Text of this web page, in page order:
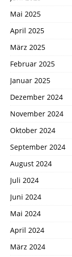
Mai 2025
April 2025
März 2025
Februar 2025
Januar 2025
Dezember 2024
November 2024
Oktober 2024
September 2024
August 2024
Juli 2024
Juni 2024
Mai 2024
April 2024
März 2024